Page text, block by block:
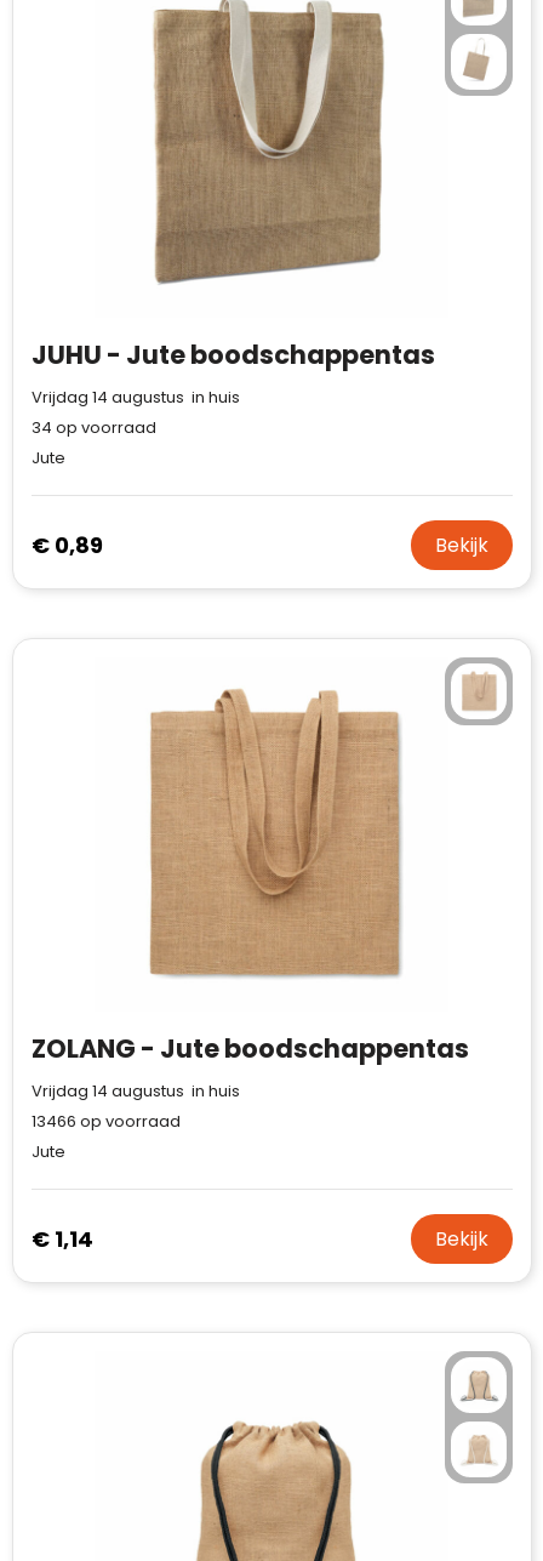
JUHU - Jute boodschappentas
Vrijdag 14 augustus in huis
34 op voorraad
Jute
€ 0,89 Bekijk
ZOLANG - Jute boodschappentas
Vrijdag 14 augustus in huis
13466 op voorraad
Jute
€ 1,14 Bekijk